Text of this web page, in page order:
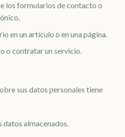
los formularios de contacto o
en un artículo o en una página.
o contratar un servicio.
sus datos personales tiene
datos almacenados.